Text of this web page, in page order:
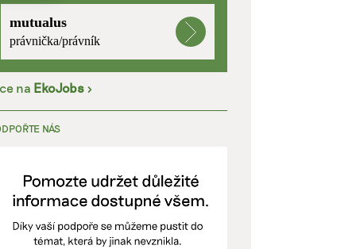
aktivní
mutualus
právnička/právník
na EkoJobs >
NÁS